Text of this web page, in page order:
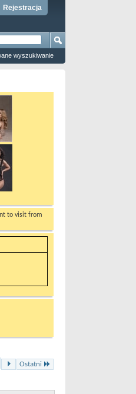
Rejestracja
wyszukiwanie
to visit from
Ostatni